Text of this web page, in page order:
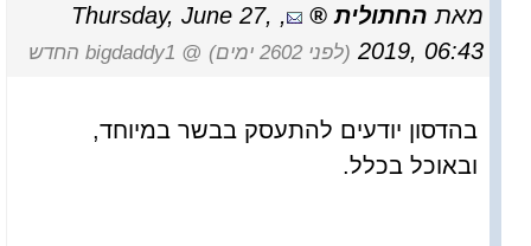
מאת החתולית ,
Thursday, June 27,
2019, 06:43 (לפני 2602 ימים) @ bigdaddy1 החדש
בהדסון יודעים להתעסק בבשר במיוחד,
ובאוכל בכלל.